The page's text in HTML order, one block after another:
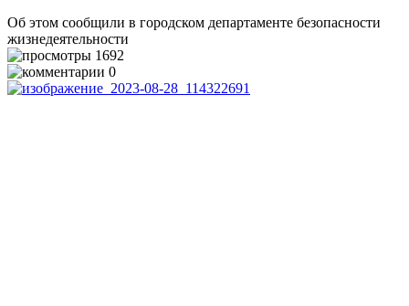
Об этом сообщили в городском департаменте безопасности
жизнедеятельности
1692
0